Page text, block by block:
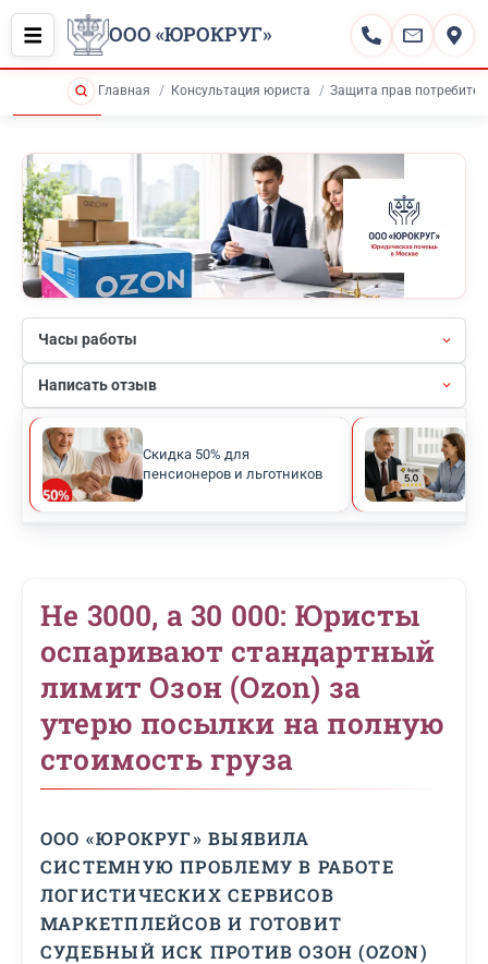
ООО «ЮРОКРУГ»
Главная Консультация юриста Защита прав
Часы работы
Написать отзыв
Скидка 50% для
пенсионеров и льготников
Не 3000, а 30 000: Юристы
оспаривают стандартный
лимит Озон (Ozon) за
утерю посылки на полную
стоимость груза
ООО «ЮРОКРУГ» ВЫЯВИЛА
СИСТЕМНУЮ ПРОБЛЕМУ В РАБОТЕ
ЛОГИСТИЧЕСКИХ СЕРВИСОВ
МАРКЕТПЛЕЙСОВ И ГОТОВИТ
СУДЕБНЫЙ ИСК ПРОТИВ ОЗОН (OZON)